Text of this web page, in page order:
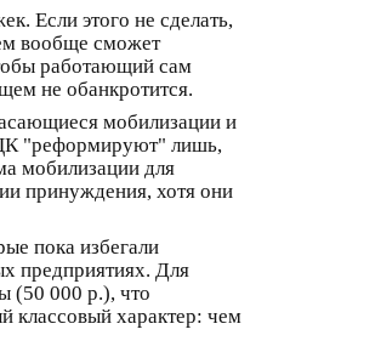
Если этого не сделать,
вообще сможет
работающий сам
не обанкротится.
мобилизации и
"реформируют" лишь,
мобилизации для
принуждения, хотя они
пока избегали
предприятиях. Для
(50 000 р.), что
классовый характер: чем